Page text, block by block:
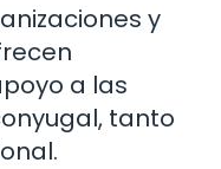
y
a las
tanto